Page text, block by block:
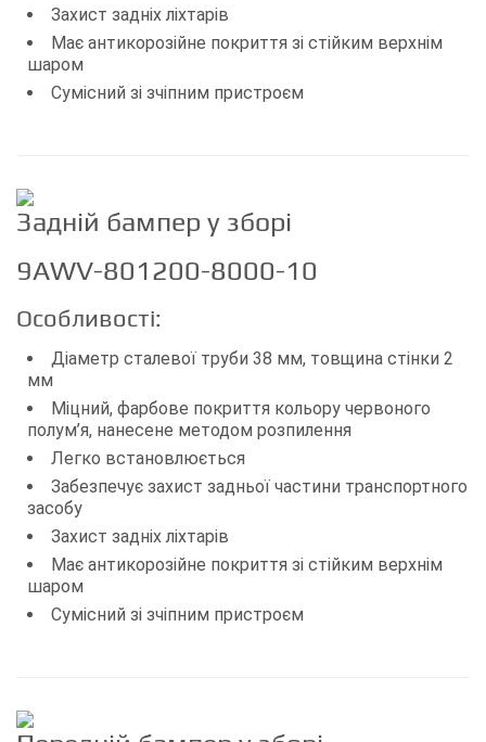
Захист задніх ліхтарів
Має антикорозійне покриття зі стійким верхнім
шаром
Сумісний зі зчіпним пристроєм
Задній бампер у зборі
9AWV-801200-8000-10
Особливості:
Діаметр сталевої труби 38 мм, товщина стінки 2
мм
Міцний, фарбове покриття кольору червоного
полум’я, нанесене методом розпилення
Легко встановлюється
Забезпечує захист задньої частини транспортного
засобу
Захист задніх ліхтарів
Має антикорозійне покриття зі стійким верхнім
шаром
Сумісний зі зчіпним пристроєм